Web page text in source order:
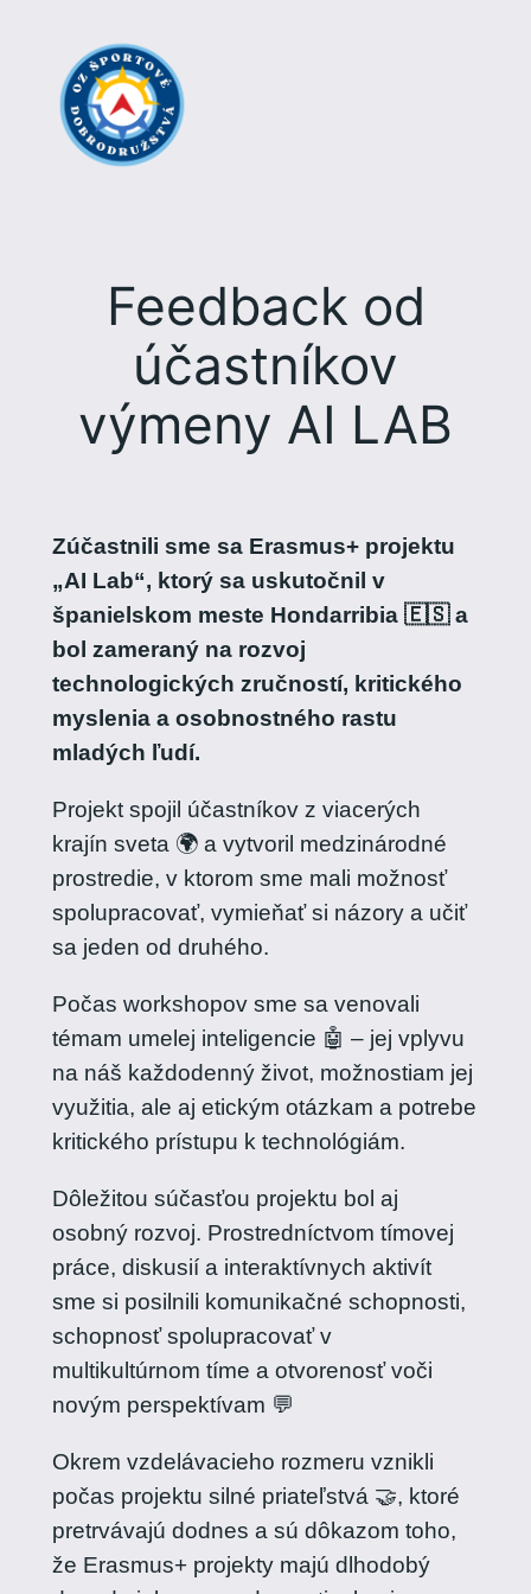
obsah
Feedback od
účastníkov
výmeny AI LAB
Zúčastnili sme sa Erasmus+ projektu
„AI Lab“, ktorý sa uskutočnil v
španielskom meste Hondarribia 🇪🇸 a
bol zameraný na rozvoj
technologických zručností, kritického
myslenia a osobnostného rastu
mladých ľudí.
Projekt spojil účastníkov z viacerých
krajín sveta 🌍 a vytvoril medzinárodné
prostredie, v ktorom sme mali možnosť
spolupracovať, vymieňať si názory a učiť
sa jeden od druhého.
Počas workshopov sme sa venovali
témam umelej inteligencie 🤖 – jej vplyvu
na náš každodenný život, možnostiam jej
využitia, ale aj etickým otázkam a potrebe
kritického prístupu k technológiám.
Dôležitou súčasťou projektu bol aj
osobný rozvoj. Prostredníctvom tímovej
práce, diskusií a interaktívnych aktivít
sme si posilnili komunikačné schopnosti,
schopnosť spolupracovať v
multikultúrnom tíme a otvorenosť voči
novým perspektívam 💬
Okrem vzdelávacieho rozmeru vznikli
počas projektu silné priateľstvá 🤝, ktoré
pretrvávajú dodnes a sú dôkazom toho,
že Erasmus+ projekty majú dlhodobý